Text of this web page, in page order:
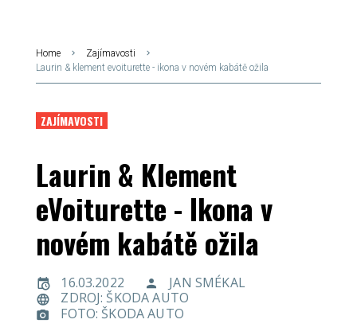
Home
Zajímavosti
Laurin & klement evoiturette - ikona v novém kabátě ožila
ZAJÍMAVOSTI
Laurin & Klement
eVoiturette - Ikona v
novém kabátě ožila
16.03.2022
JAN SMÉKAL
ZDROJ: ŠKODA AUTO
FOTO: ŠKODA AUTO